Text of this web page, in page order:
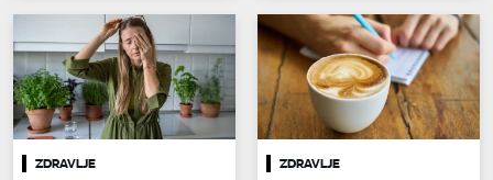
ZDRAVLJE ZDRAVLJE